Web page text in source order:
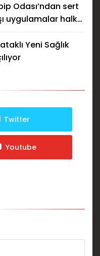
Odası’ndan sert
uygulamalar halk
Yeni Sağlık
Twitter
Youtube